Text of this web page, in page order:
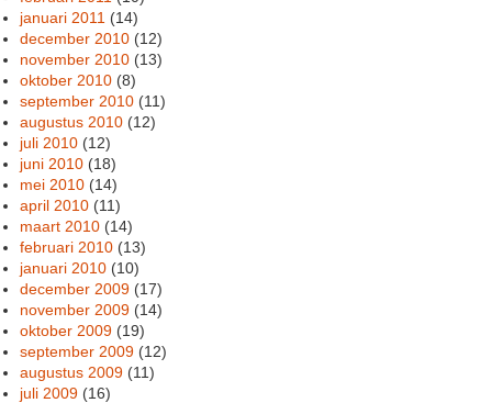
januari 2011 (14)
december 2010 (12)
november 2010 (13)
oktober 2010 (8)
september 2010 (11)
augustus 2010 (12)
juli 2010 (12)
juni 2010 (18)
mei 2010 (14)
april 2010 (11)
maart 2010 (14)
februari 2010 (13)
januari 2010 (10)
december 2009 (17)
november 2009 (14)
oktober 2009 (19)
september 2009 (12)
augustus 2009 (11)
juli 2009 (16)